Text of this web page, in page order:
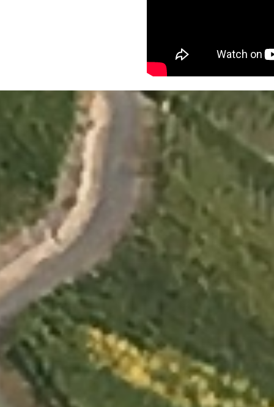
Terug naar de inhoud